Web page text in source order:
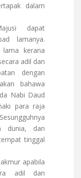
dalam
dapat
lamanya.
kerana
adil dan
dengan
bahawa
Nabi Daud
para raja
dunia, dan
tinggal
apabila
adil dan